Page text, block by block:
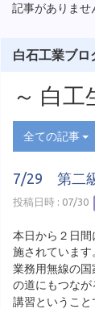
記事がありませ
白石工業ブロ
～ 白工
全ての記事
7/29 第二
投稿日時 : 07/30
本日から２日
施されています
業務用無線の
の道にもつなが
講習ということ